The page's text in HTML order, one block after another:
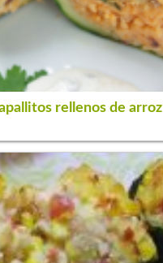
rellenos de arroz